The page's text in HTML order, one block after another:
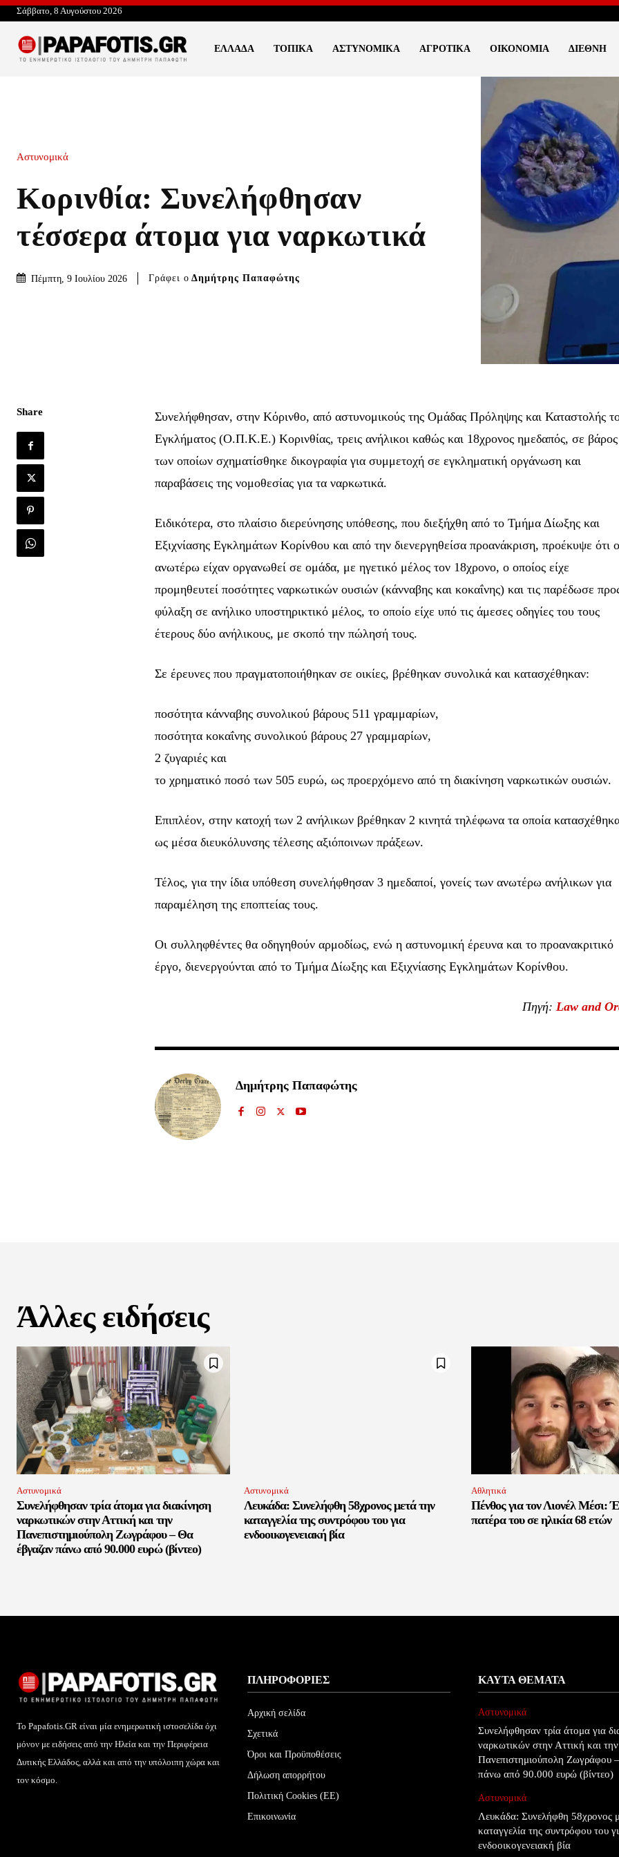
συνδρομητών μας και γίνετε
Για να εγγραφείτε, απλά εισάγετε τη διεύθυνση email σας στην ιστοσελίδα μας ή
32,111
Σάββατο, 8 Αυγούστου 2026
ΕΛΛΆΔΑ ΤΟΠΙΚΆ ΑΣΤΥΝΟΜΙΚΆ ΑΓΡΟΤΙΚΆ ΟΙΚΟΝΟΜΊΑ ΔΙΕΘΝΉ
Αστυνομικά
Κορινθία: Συνελήφθησαν
τέσσερα άτομα για ναρκωτικά
Πέμπτη, 9 Ιουλίου 2026 Γράφει ο Δημήτρης Παπαφώτης
Share
Συνελήφθησαν, στην Κόρινθο, από αστυνομικούς της Ομάδας Πρόληψης και Καταστολής
Εγκλήματος (Ο.Π.Κ.Ε.) Κορινθίας, τρεις ανήλικοι καθώς και 18χρονος ημεδαπός, σε βάρος
των οποίων σχηματίσθηκε δικογραφία για συμμετοχή σε εγκληματική οργάνωση και
παραβάσεις της νομοθεσίας για τα ναρκωτικά.
Ειδικότερα, στο πλαίσιο διερεύνησης υπόθεσης, που διεξήχθη από το Τμήμα Δίωξης και
Εξιχνίασης Εγκλημάτων Κορίνθου και από την διενεργηθείσα προανάκριση, προέκυψε ότι
ανωτέρω είχαν οργανωθεί σε ομάδα, με ηγετικό μέλος τον 18χρονο, ο οποίος είχε
προμηθευτεί ποσότητες ναρκωτικών ουσιών (κάνναβης και κοκαΐνης) και τις παρέδωσε
φύλαξη σε ανήλικο υποστηρικτικό μέλος, το οποίο είχε υπό τις άμεσες οδηγίες του τους
έτερους δύο ανήλικους, με σκοπό την πώλησή τους.
Σε έρευνες που πραγματοποιήθηκαν σε οικίες, βρέθηκαν συνολικά και κατασχέθηκαν:
ποσότητα κάνναβης συνολικού βάρους 511 γραμμαρίων,
ποσότητα κοκαΐνης συνολικού βάρους 27 γραμμαρίων,
2 ζυγαριές και
το χρηματικό ποσό των 505 ευρώ, ως προερχόμενο από τη διακίνηση ναρκωτικών ουσιών.
Επιπλέον, στην κατοχή των 2 ανήλικων βρέθηκαν 2 κινητά τηλέφωνα τα οποία
ως μέσα διευκόλυνσης τέλεσης αξιόποινων πράξεων.
Τέλος, για την ίδια υπόθεση συνελήφθησαν 3 ημεδαποί, γονείς των ανωτέρω ανήλικων για
παραμέληση της εποπτείας τους.
Οι συλληφθέντες θα οδηγηθούν αρμοδίως, ενώ η αστυνομική έρευνα και το προανακριτικό
έργο, διενεργούνται από το Τμήμα Δίωξης και Εξιχνίασης Εγκλημάτων Κορίνθου.
Πηγή:Law and
Δημήτρης Παπαφώτης
Άλλες ειδήσεις
Αστυνομικά
Συνελήφθησαν τρία άτομα για διακίνηση
ναρκωτικών στην Αττική και την
Πανεπιστημιούπολη Ζωγράφου – Θα
έβγαζαν πάνω από 90.000 ευρώ (βίντεο)
Αστυνομικά
Λευκάδα: Συνελήφθη 58χρονος μετά την
καταγγελία της συντρόφου του για
ενδοοικογενειακή βία
Αθλητικά
Πένθος για τον Λιονέλ Μέσι:
πατέρα του σε ηλικία 68 ετών
Το Papafotis.GR είναι μία ενημερωτική ιστοσελίδα όχι
μόνον με ειδήσεις από την Ηλεία και την Περιφέρεια
Δυτικής Ελλάδος, αλλά και από την υπόλοιπη χώρα και
τον κόσμο.
ΠΛΗΡΟΦΟΡΊΕΣ
Αρχική σελίδα
Σχετικά
Όροι και Προϋποθέσεις
Δήλωση απορρήτου
Πολιτική Cookies (ΕΕ)
Επικοινωνία
ΚΑΥΤΆ ΘΈΜΑΤΑ
Αστυνομικά
Συνελήφθησαν τρία άτομα για
ναρκωτικών στην Αττική και την
Πανεπιστημιούπολη Ζωγράφου
πάνω από 90.000 ευρώ (βίντεο)
Αστυνομικά
Λευκάδα: Συνελήφθη 58χρονος
καταγγελία της συντρόφου του
ενδοοικογενειακή βία